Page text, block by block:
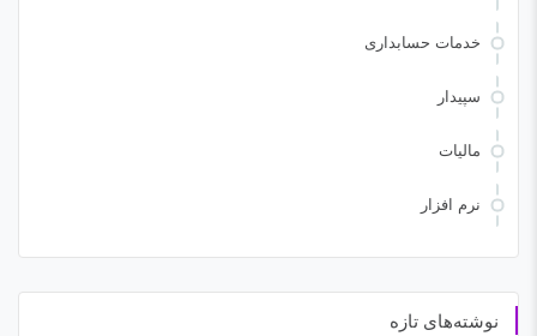
خدمات حسابداری
سپیدار
مالیات
نرم افزار
نوشته‌های تازه